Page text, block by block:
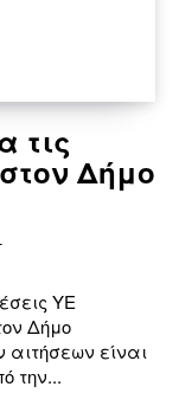
τις
Δήμο
ΥΕ
Δήμο
είναι
την...